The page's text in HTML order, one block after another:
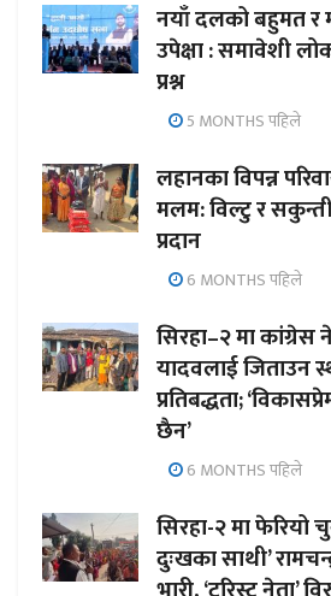
नयाँ दलको बहुमत र
उपेक्षा : समावेशी
प्रश्न
5 MONTHS पहिले
लहानका विपन्न
मलम: विल्टु र
प्रदान
6 MONTHS पहिले
सिरहा–२ मा कांग्रेस
यादवलाई जिताउन
प्रतिबद्धता;
छैन’
6 MONTHS पहिले
सिरहा-२ मा फेरियो
दुःखका साथी’